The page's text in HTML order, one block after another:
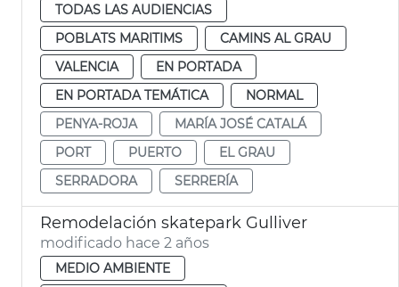
TODAS LAS AUDIENCIAS
POBLATS MARITIMS
CAMINS AL GRAU
VALENCIA
EN PORTADA
EN PORTADA TEMÁTICA
NORMAL
PENYA-ROJA
MARÍA JOSÉ CATALÁ
PORT
PUERTO
EL GRAU
SERRADORA
SERRERÍA
Remodelación skatepark Gulliver
modificado hace 2 años
MEDIO AMBIENTE